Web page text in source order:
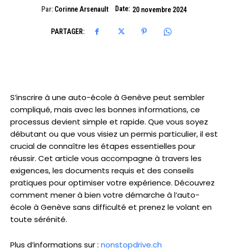
Par: Corinne Arsenault Date: 20 novembre 2024
PARTAGER:
S’inscrire à une auto-école à Genève peut sembler
compliqué, mais avec les bonnes informations, ce
processus devient simple et rapide. Que vous soyez
débutant ou que vous visiez un permis particulier, il est
crucial de connaître les étapes essentielles pour
réussir. Cet article vous accompagne à travers les
exigences, les documents requis et des conseils
pratiques pour optimiser votre expérience. Découvrez
comment mener à bien votre démarche à l’auto-
école à Genève sans difficulté et prenez le volant en
toute sérénité.
Plus d’informations sur : nonstopdrive.ch